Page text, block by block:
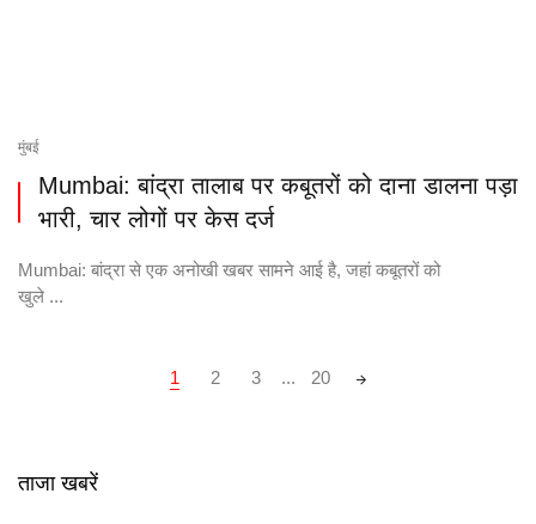
मुंबई
Mumbai: बांद्रा तालाब पर कबूतरों को दाना डालना पड़ा
भारी, चार लोगों पर केस दर्ज
Mumbai: बांद्रा से एक अनोखी खबर सामने आई है, जहां कबूतरों को
खुले ...
1 2 3 ... 20
ताजा खबरें